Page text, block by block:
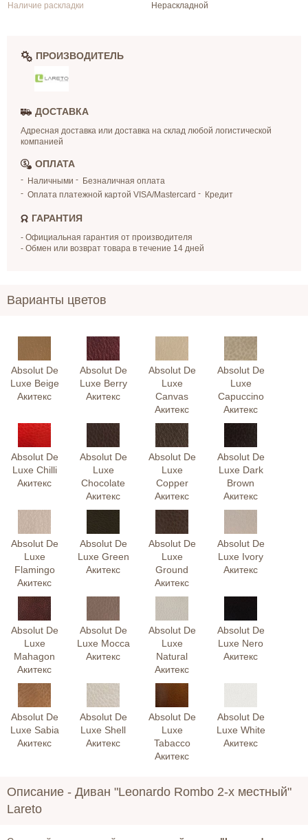
Наличие раскладки
Нераскладной
ПРОИЗВОДИТЕЛЬ
ДОСТАВКА
Адресная доставка или доставка на склад любой логистической
компанией
ОПЛАТА
Наличными
Безналичная оплата
Оплата платежной картой VISA/Mastercard
Кредит
ГАРАНТИЯ
- Официальная гарантия от производителя
- Обмен или возврат товара в течение 14 дней
Варианты цветов
Absolut De
Luxe Beige
Акитекс
Absolut De
Luxe Berry
Акитекс
Absolut De
Luxe
Canvas
Акитекс
Absolut De
Luxe
Capuccino
Акитекс
Absolut De
Luxe Chilli
Акитекс
Absolut De
Luxe
Chocolate
Акитекс
Absolut De
Luxe
Copper
Акитекс
Absolut De
Luxe Dark
Brown
Акитекс
Absolut De
Luxe
Flamingo
Акитекс
Absolut De
Luxe Green
Акитекс
Absolut De
Luxe
Ground
Акитекс
Absolut De
Luxe Ivory
Акитекс
Absolut De
Luxe
Mahagon
Акитекс
Absolut De
Luxe Mocca
Акитекс
Absolut De
Luxe
Natural
Акитекс
Absolut De
Luxe Nero
Акитекс
Absolut De
Luxe Sabia
Акитекс
Absolut De
Luxe Shell
Акитекс
Absolut De
Luxe
Tabacco
Акитекс
Absolut De
Luxe White
Акитекс
Описание - Диван "Leonardo Rombo 2-х местный"
Lareto